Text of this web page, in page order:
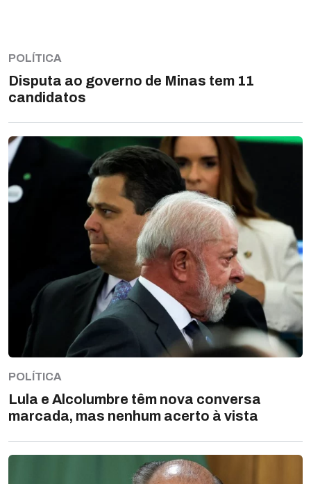
POLÍTICA
Disputa ao governo de Minas tem 11
candidatos
POLÍTICA
Lula e Alcolumbre têm nova conversa
marcada, mas nenhum acerto à vista